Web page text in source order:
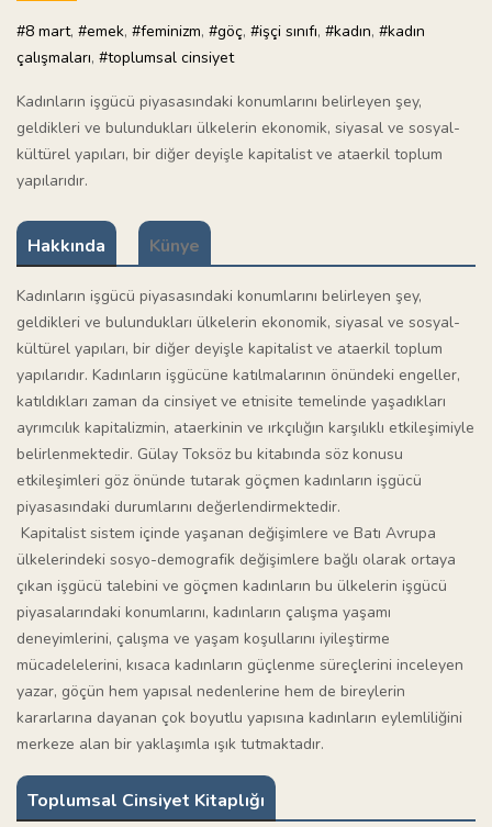
#8 mart, #emek, #feminizm, #göç, #işçi sınıfı, #kadın, #kadın
çalışmaları, #toplumsal cinsiyet
Kadınların işgücü piyasasındaki konumlarını belirleyen şey,
geldikleri ve bulundukları ülkelerin ekonomik, siyasal ve sosyal-
kültürel yapıları, bir diğer deyişle kapitalist ve ataerkil toplum
yapılarıdır.
Hakkında Künye
Kadınların işgücü piyasasındaki konumlarını belirleyen şey,
geldikleri ve bulundukları ülkelerin ekonomik, siyasal ve sosyal-
kültürel yapıları, bir diğer deyişle kapitalist ve ataerkil toplum
yapılarıdır. Kadınların işgücüne katılmalarının önündeki engeller,
katıldıkları zaman da cinsiyet ve etnisite temelinde yaşadıkları
ayrımcılık kapitalizmin, ataerkinin ve ırkçılığın karşılıklı etkileşimiyle
belirlenmektedir. Gülay Toksöz bu kitabında söz konusu
etkileşimleri göz önünde tutarak göçmen kadınların işgücü
piyasasındaki durumlarını değerlendirmektedir.
Kapitalist sistem içinde yaşanan değişimlere ve Batı Avrupa
ülkelerindeki sosyo-demografik değişimlere bağlı olarak ortaya
çıkan işgücü talebini ve göçmen kadınların bu ülkelerin işgücü
piyasalarındaki konumlarını, kadınların çalışma yaşamı
deneyimlerini, çalışma ve yaşam koşullarını iyileştirme
mücadelelerini, kısaca kadınların güçlenme süreçlerini inceleyen
yazar, göçün hem yapısal nedenlerine hem de bireylerin
kararlarına dayanan çok boyutlu yapısına kadınların eylemliliğini
merkeze alan bir yaklaşımla ışık tutmaktadır.
Toplumsal Cinsiyet Kitaplığı